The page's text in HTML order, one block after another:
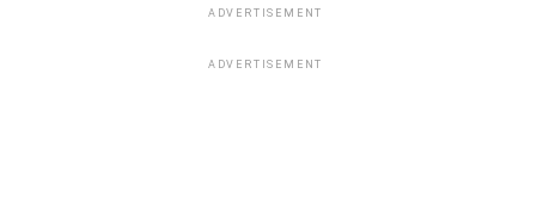
ADVERTISEMENT
ADVERTISEMENT